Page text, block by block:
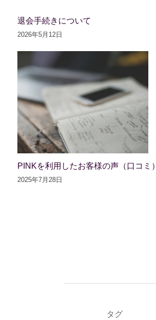
退会手続きについて
2026年5月12日
PINKを利用したお客様の声（口コミ）
2025年7月28日
タグ